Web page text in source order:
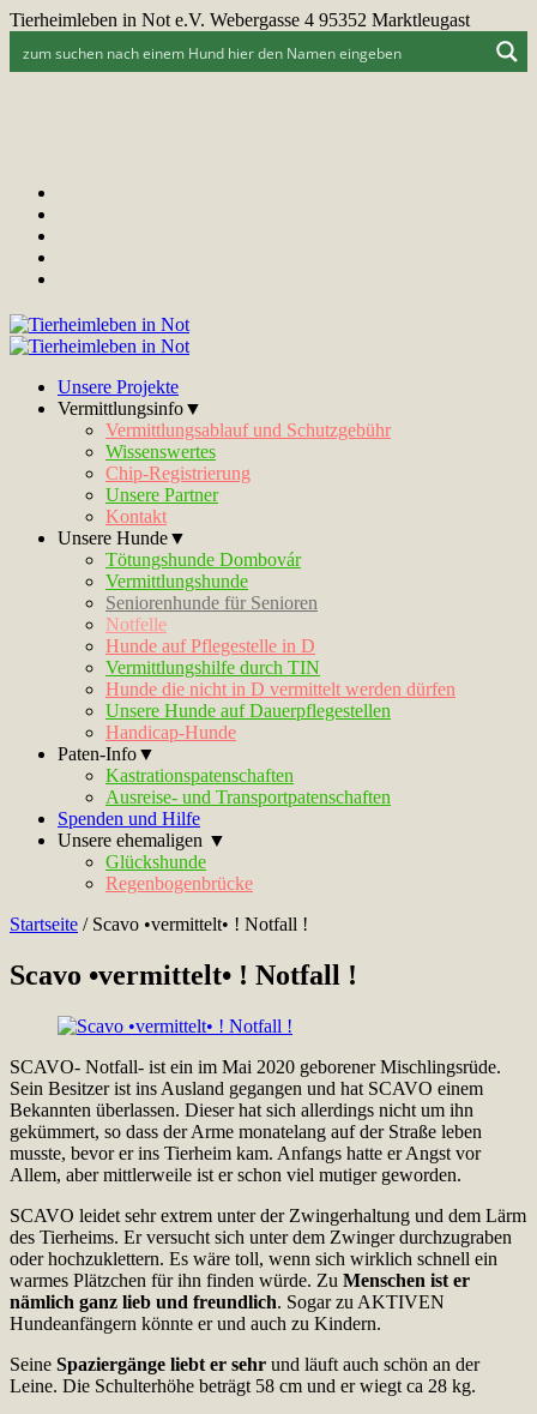
Tierheimleben in Not e.V. Webergasse 4 95352 Marktleugast
Unsere Projekte
Vermittlungsinfo▼
Vermittlungsablauf und Schutzgebühr
Wissenswertes
Chip-Registrierung
Unsere Partner
Kontakt
Unsere Hunde▼
Tötungshunde Dombovár
Vermittlungshunde
Seniorenhunde für Senioren
Notfelle
Hunde auf Pflegestelle in D
Vermittlungshilfe durch TIN
Hunde die nicht in D vermittelt werden dürfen
Unsere Hunde auf Dauerpflegestellen
Handicap-Hunde
Paten-Info▼
Kastrationspatenschaften
Ausreise- und Transportpatenschaften
Spenden und Hilfe
Unsere ehemaligen ▼
Glückshunde
Regenbogenbrücke
Startseite / Scavo •vermittelt• ! Notfall !
Scavo •vermittelt• ! Notfall !
SCAVO- Notfall- ist ein im Mai 2020 geborener Mischlingsrüde.
Sein Besitzer ist ins Ausland gegangen und hat SCAVO einem
Bekannten überlassen. Dieser hat sich allerdings nicht um ihn
gekümmert, so dass der Arme monatelang auf der Straße leben
musste, bevor er ins Tierheim kam. Anfangs hatte er Angst vor
Allem, aber mittlerweile ist er schon viel mutiger geworden.
SCAVO leidet sehr extrem unter der Zwingerhaltung und dem Lärm
des Tierheims. Er versucht sich unter dem Zwinger durchzugraben
oder hochzuklettern. Es wäre toll, wenn sich wirklich schnell ein
warmes Plätzchen für ihn finden würde. Zu Menschen ist er
nämlich ganz lieb und freundlich. Sogar zu AKTIVEN
Hundeanfängern könnte er und auch zu Kindern.
Seine Spaziergänge liebt er sehr und läuft auch schön an der
Leine. Die Schulterhöhe beträgt 58 cm und er wiegt ca 28 kg.